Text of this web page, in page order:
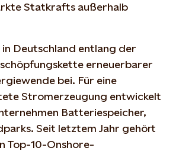
Statkrafts außerhalb
Deutschland entlang der
erneuerbarer
bei. Für eine
Stromerzeugung entwickelt
Batteriespeicher,
Seit letztem Jahr gehört
Top-10-Onshore-